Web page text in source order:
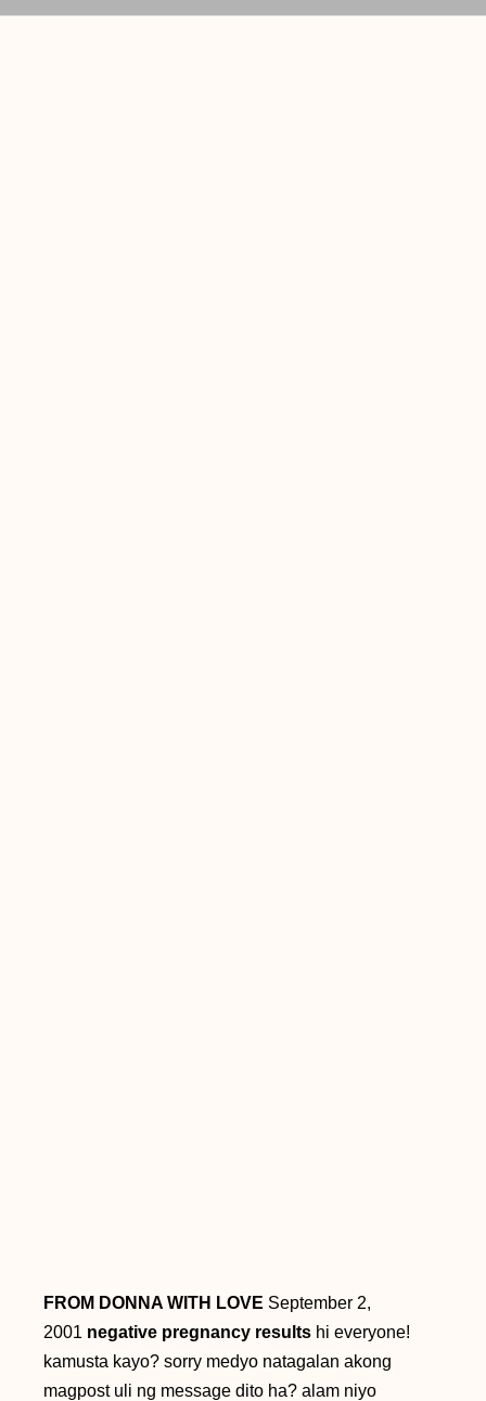
FROM DONNA WITH LOVE September 2,
2001 negative pregnancy results hi everyone!
kamusta kayo? sorry medyo natagalan akong
magpost uli ng message dito ha? alam niyo